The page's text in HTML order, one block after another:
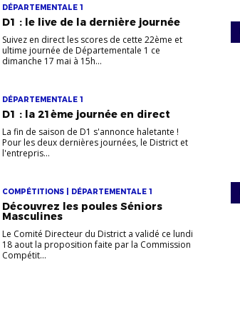
DÉPARTEMENTALE 1
D1 : le live de la dernière journée
Suivez en direct les scores de cette 22ème et
ultime journée de Départementale 1 ce
dimanche 17 mai à 15h...
DÉPARTEMENTALE 1
D1 : la 21ème journée en direct
La fin de saison de D1 s'annonce haletante !
Pour les deux dernières journées, le District et
l'entrepris...
COMPÉTITIONS | DÉPARTEMENTALE 1
Découvrez les poules Séniors
Masculines
Le Comité Directeur du District a validé ce lundi
18 aout la proposition faite par la Commission
Compétit...